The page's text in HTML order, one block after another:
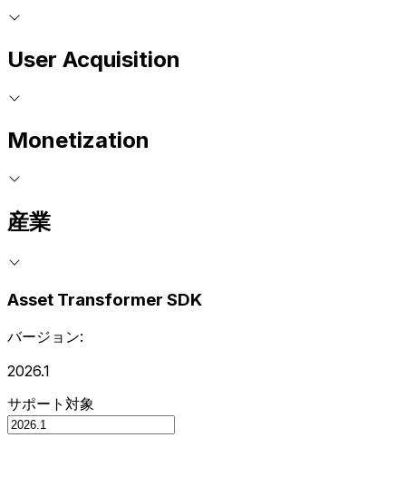
User Acquisition
Monetization
産業
Asset Transformer SDK
バージョン:
2026.1
サポート対象